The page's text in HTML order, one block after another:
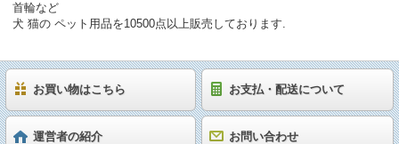
首輪など
犬 猫の ペット用品を10500点以上販売しております.
お買い物はこちら お支払・配送について
運営者の紹介 お問い合わせ